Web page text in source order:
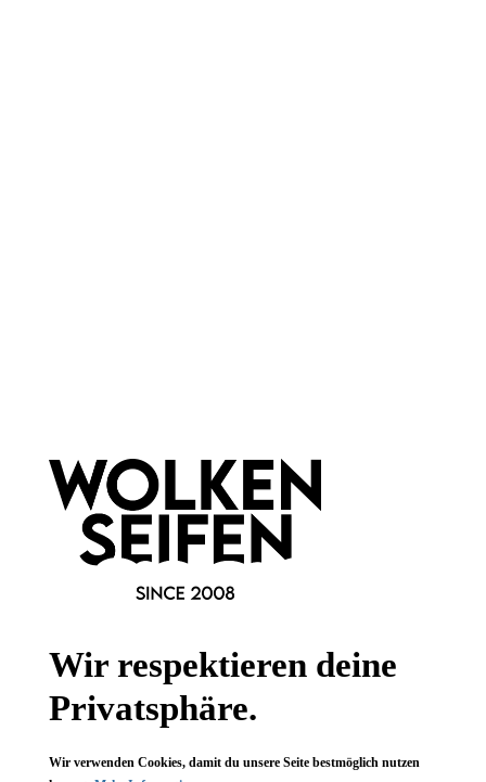
Informationen
Gesetzliche Informationen
FAQWir respektieren deine
Privatsphäre.
Wir verwenden Cookies, damit du unsere Seite bestmöglich nutzen